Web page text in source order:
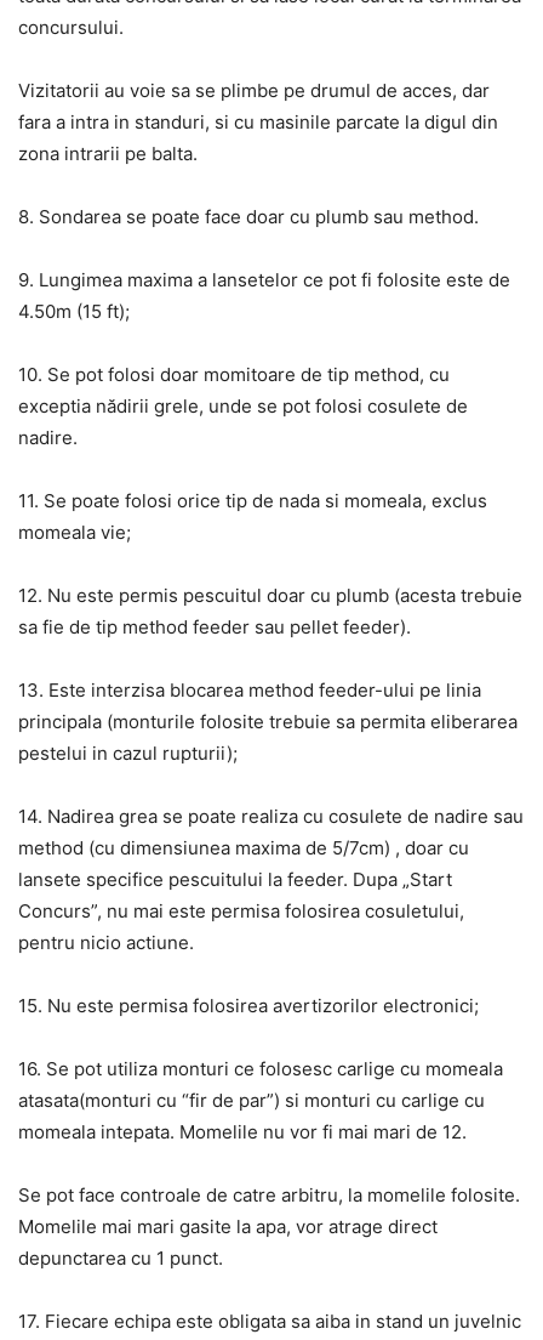
concursului.
Vizitatorii au voie sa se plimbe pe drumul de acces, dar
fara a intra in standuri, si cu masinile parcate la digul din
zona intrarii pe balta.
8. Sondarea se poate face doar cu plumb sau method.
9. Lungimea maxima a lansetelor ce pot fi folosite este de
4.50m (15 ft);
10. Se pot folosi doar momitoare de tip method, cu
exceptia nădirii grele, unde se pot folosi cosulete de
nadire.
11. Se poate folosi orice tip de nada si momeala, exclus
momeala vie;
12. Nu este permis pescuitul doar cu plumb (acesta trebuie
sa fie de tip method feeder sau pellet feeder).
13. Este interzisa blocarea method feeder-ului pe linia
principala (monturile folosite trebuie sa permita eliberarea
pestelui in cazul rupturii);
14. Nadirea grea se poate realiza cu cosulete de nadire sau
method (cu dimensiunea maxima de 5/7cm) , doar cu
lansete specifice pescuitului la feeder. Dupa „Start
Concurs”, nu mai este permisa folosirea cosuletului,
pentru nicio actiune.
15. Nu este permisa folosirea avertizorilor electronici;
16. Se pot utiliza monturi ce folosesc carlige cu momeala
atasata(monturi cu “fir de par”) si monturi cu carlige cu
momeala intepata. Momelile nu vor fi mai mari de 12.
Se pot face controale de catre arbitru, la momelile folosite.
Momelile mai mari gasite la apa, vor atrage direct
depunctarea cu 1 punct.
17. Fiecare echipa este obligata sa aiba in stand un juvelnic